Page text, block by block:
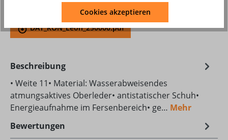
Produktdatenblatt Download
DAT_KON_Leon_250000.pdf
Beschreibung
• Weite 11• Material: Wasserabweisendes
atmungsaktives Oberleder• antistatischer Schuh•
Energieaufnahme im Fersenbereich• ge… Mehr
Bewertungen
Cookies akzeptieren